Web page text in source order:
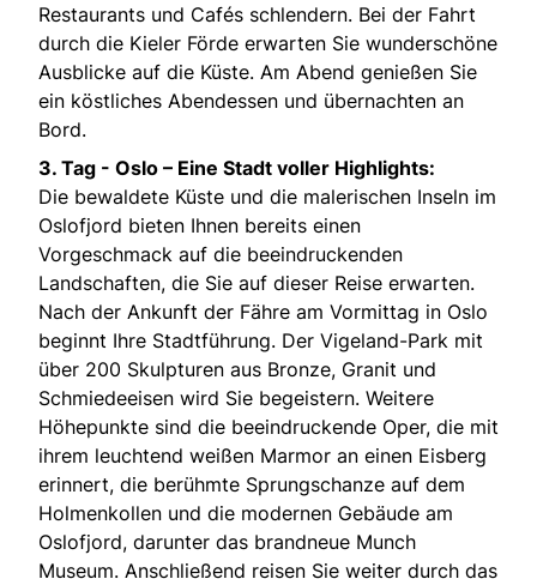
Restaurants und Cafés schlendern. Bei der Fahrt
durch die Kieler Förde erwarten Sie wunderschöne
Ausblicke auf die Küste. Am Abend genießen Sie
ein köstliches Abendessen und übernachten an
Bord.
3. Tag - Oslo – Eine Stadt voller Highlights:
Die bewaldete Küste und die malerischen Inseln im
Oslofjord bieten Ihnen bereits einen
Vorgeschmack auf die beeindruckenden
Landschaften, die Sie auf dieser Reise erwarten.
Nach der Ankunft der Fähre am Vormittag in Oslo
beginnt Ihre Stadtführung. Der Vigeland-Park mit
über 200 Skulpturen aus Bronze, Granit und
Schmiedeeisen wird Sie begeistern. Weitere
Höhepunkte sind die beeindruckende Oper, die mit
ihrem leuchtend weißen Marmor an einen Eisberg
erinnert, die berühmte Sprungschanze auf dem
Holmenkollen und die modernen Gebäude am
Oslofjord, darunter das brandneue Munch
Museum. Anschließend reisen Sie weiter durch das